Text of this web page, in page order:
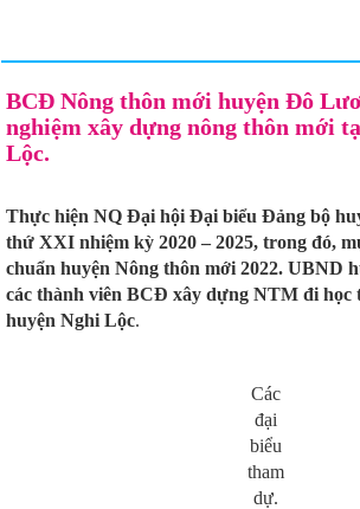
BCĐ Nông thôn mới huyện Đô
nghiệm xây dựng nông thôn mới
Lộc.
Thực hiện NQ Đại hội Đại biểu Đảng bộ
thứ XXI nhiệm kỳ 2020 – 2025, trong đó,
chuẩn huyện Nông thôn mới 2022. UBND
các thành viên BCĐ xây dựng NTM đi học
huyện Nghi Lộc.
Các
đại
biểu
tham
dự.